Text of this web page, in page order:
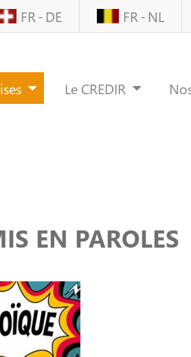
FR DE FR NL
Le CREDIR
EN PAROLES